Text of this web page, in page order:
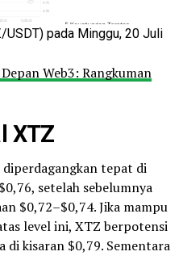
USDT) pada Minggu, 20 Juli
Web3: Rangkuman
XTZ
diperdagangkan tepat di
setelah sebelumnya
$0,72–$0,74. Jika mampu
level ini, XTZ berpotensi
kisaran $0,79. Sementara